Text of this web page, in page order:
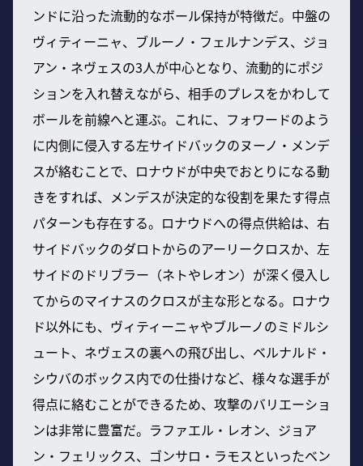
ンドに沿った流動的なボール保持が特徴だ。中盤の
ヴィティーニャ、ブルーノ・フェルナンデス、ジョ
アン・ネヴェスの3人が中心となり、流動的にポジ
ションを入れ替えながら、相手のプレスをかわして
ボールを前線へと運ぶ。これに、フォワードのよう
に内側に侵入する左サイドバックのヌーノ・メンデ
スが絡むことで、ロナウドが中央でおとりになる動
きをすれば、メンデスが決定的な役割を果たす得点
パターンも存在する。ロナウドへの得点供給は、右
サイドバックのダロトからのアーリークロスか、左
サイドのドリブラー（ネトやレオン）が深く侵入し
てからのマイナスのクロスが主な形となる。ロナウ
ド以外にも、ヴィティーニャやブルーノのミドルシ
ュート、ネヴェスの裏への飛び出し、ベルナルド・
シウバのボックス内での仕掛けなど、様々な選手が
得点に絡むことができるため、攻撃のバリエーショ
ンは非常に豊富だ。ラファエル・レオン、ジョア
ン・フェリックス、ゴンサロ・ラモスといったベン